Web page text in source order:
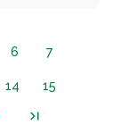
da je
6 7
14
15
last_page